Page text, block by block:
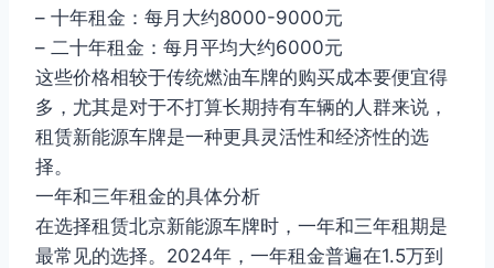
– 十年租金：每月大约8000-9000元
– 二十年租金：每月平均大约6000元
这些价格相较于传统燃油车牌的购买成本要便宜得
多，尤其是对于不打算长期持有车辆的人群来说，
租赁新能源车牌是一种更具灵活性和经济性的选
择。
一年和三年租金的具体分析
在选择租赁北京新能源车牌时，一年和三年租期是
最常见的选择。2024年，一年租金普遍在1.5万到